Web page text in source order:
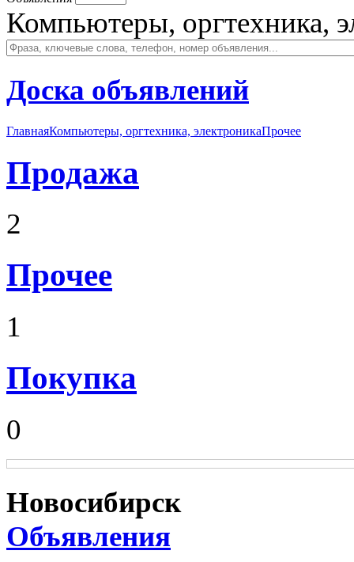
Компьютеры, оргтехника,
Доска объявлений
ГлавнаяКомпьютеры, оргтехника, электроникаПрочее
Продажа
2
Прочее
1
Покупка
0
Новосибирск
Объявления